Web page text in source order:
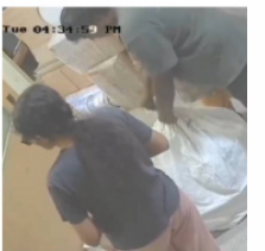
新送到歌迷面前。蔡健雅開
曲」。（圖／躍耳娛樂提
背後的陰暗與重生。從
到〈單戀曲〉、〈活著是最
碎骨黑洞」的難唱三部曲，
，才能再靠自己爬向那束
〉能因這場演出翻紅，提醒
直言：「這不是一場容易的